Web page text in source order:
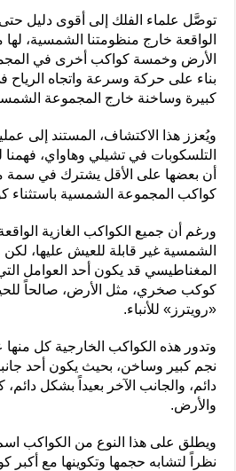
توصَّل علماء الفلك إلى أقوى دليل
الواقعة خارج منظومتنا الشمسية،
الأرض وخمسة كواكب أخرى في
بناء على حركة وسرعة واتجاه
كبيرة وساخنة خارج المجموعة
ويُعزز هذا الاكتشاف، المستند إلى
التلسكوبات في تشيلي وهاواي، فهمنا
أن بعضها على الأقل يشترك في
كواكب المجموعة الشمسية باستثناء
ورغم أن جميع الكواكب الغازية
الشمسية غير قابلة للعيش عليها،
المغناطيسي قد يكون أحد العوامل
كوكب صخري، مثل الأرض، صالحاً
«رويترز» للأنباء.
وتدور هذه الكواكب الخارجية كل
نجم كبير وساخن، بحيث يكون أحد
دائم، والجانب الآخر بعيداً بشكل
والأرض.
ويطلق على هذا النوع من الكواكب
نظراً لتشابه حجمها وتكوينها مع